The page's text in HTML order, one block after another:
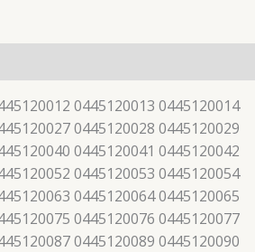
0445120013 0445120014
0445120028 0445120029
0445120041 0445120042
0445120053 0445120054
0445120064 0445120065
0445120076 0445120077
0445120089 0445120090